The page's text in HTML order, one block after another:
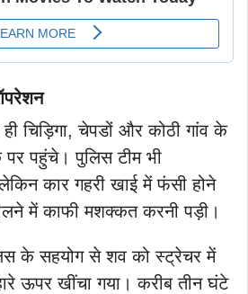
चिड़िगा, चेपडों और कोठी गांव के
पर पहुंचे। पुलिस टीम भी
कार गहरी खाई में फंसी होने
में काफी मशक्कत करनी पड़ी।
के सहयोग से शव को स्ट्रेचर में
ऊपर खींचा गया। करीब तीन घंटे